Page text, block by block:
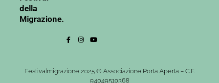
della
Migrazione.
Festivalmigrazione 2025 © Associazione Porta Aperta – C.F.
94049510368